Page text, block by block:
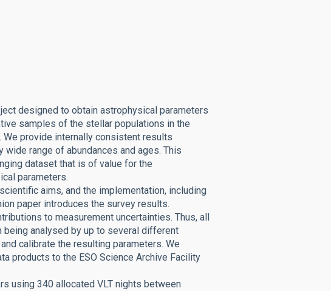
designed to obtain astrophysical parameters
samples of the stellar populations in the
provide internally consistent results
range of abundances and ages. This
dataset that is of value for the
parameters.
aims, and the implementation, including
paper introduces the survey results.
to measurement uncertainties. Thus, all
analysed by up to several different
calibrate the resulting parameters. We
products to the ESO Science Archive Facility
using 340 allocated VLT nights between